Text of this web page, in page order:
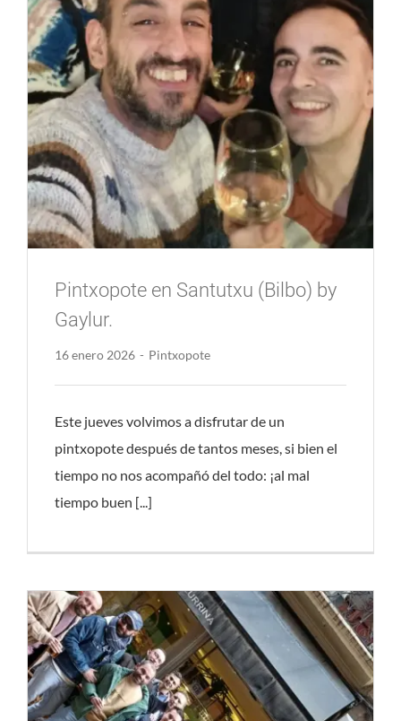
Pintxopote en Santutxu (Bilbo) by
Gaylur.
16 enero 2026 - Pintxopote
Este jueves volvimos a disfrutar de un
pintxopote después de tantos meses, si bien el
tiempo no nos acompañó del todo: ¡al mal
tiempo buen [...]